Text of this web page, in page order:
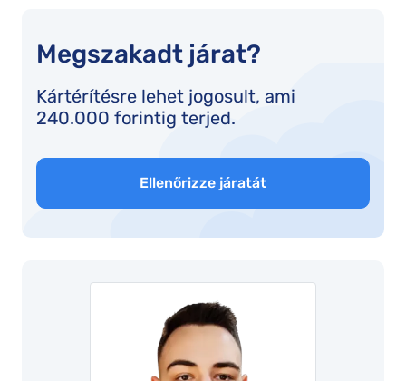
Megszakadt járat?
Kártérítésre lehet jogosult, ami
240.000 forintig terjed.
Ellenőrizze járatát